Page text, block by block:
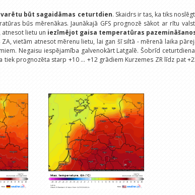
būt sagaidāmas ceturtdien. Skaidrs ir tas, ka tiks
būs mērenākas. Jaunākajā GFS prognozē sākot ar rītu
lietu un iezīmējot gaisa temperatūras
vietām atnesot mērenu lietu, lai gan šī siltā - mērenā laika
Negaisu iespējamība galvenokārt Latgalē. Šobrīd
prognozēta starp +10 ... +12 grādiem Kurzemes ZR līdz pat